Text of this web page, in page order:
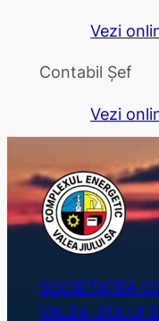
Vezi
Contabil Șef
Vezi
SOCIETATEA
VALEA JIULUI